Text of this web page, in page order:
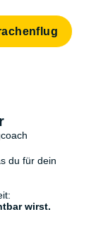
du für dein
wirst.